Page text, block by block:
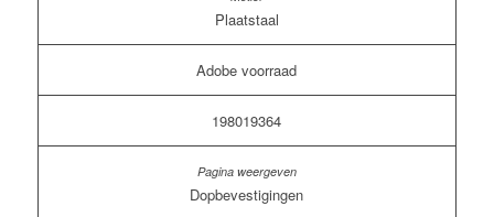
Plaatstaal
Adobe voorraad
198019364
Dopbevestigingen